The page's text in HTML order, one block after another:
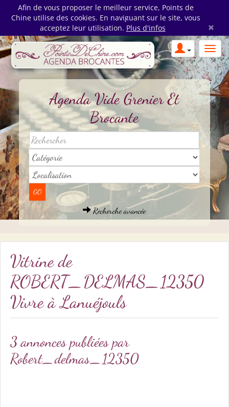
Afin de vous proposer le meilleur service, Points de
Chine utilise des cookies. En naviguant sur le site, vous
acceptez leur utilisation. Plus d'infos ×
Agenda Vide Grenier Et
Brocante
Recherche avancée
Vitrine de
ROBERT_DELMAS_12350
Vivre à Lanuéjouls
3 annonces publiées par
Robert_delmas_12350